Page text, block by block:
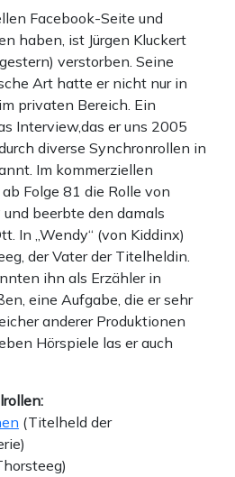
Facebook-Seite und
haben, ist Jürgen Kluckert
verstorben. Seine
Art hatte er nicht nur in
privaten Bereich. Ein
Interview,das er uns 2005
diverse Synchronrollen in
Im kommerziellen
Folge 81 die Rolle von
und beerbte den damals
In „Wendy“ (von Kiddinx)
der Vater der Titelheldin.
ihn als Erzähler in
eine Aufgabe, die er sehr
anderer Produktionen
Hörspiele las er auch
(Titelheld der